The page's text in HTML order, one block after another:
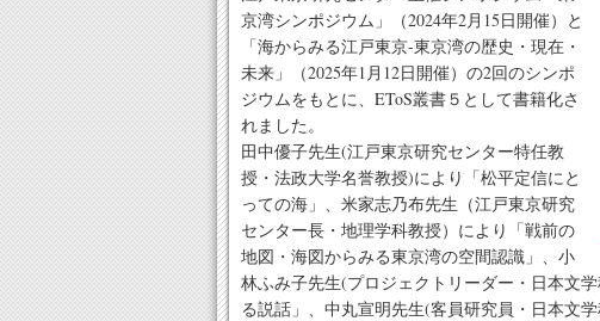
京湾シンポジウム」（2024年2月15日開催）と
「海からみる江戸東京‐東京湾の歴史・現在・
未来」（2025年1月12日開催）の2回のシンポ
ジウムをもとに、EToS叢書５として書籍化さ
れました。
田中優子先生(江戸東京研究センター特任教
授・法政大学名誉教授)により「松平定信にと
っての海」、米家志乃布先生（江戸東京研究
センター長・地理学科教授）により「戦前の
地図・海図からみる東京湾の空間認識」、小
林ふみ子先生(プロジェクトリーダー・日本文
る説話」、中丸宣明先生(客員研究員・日本文